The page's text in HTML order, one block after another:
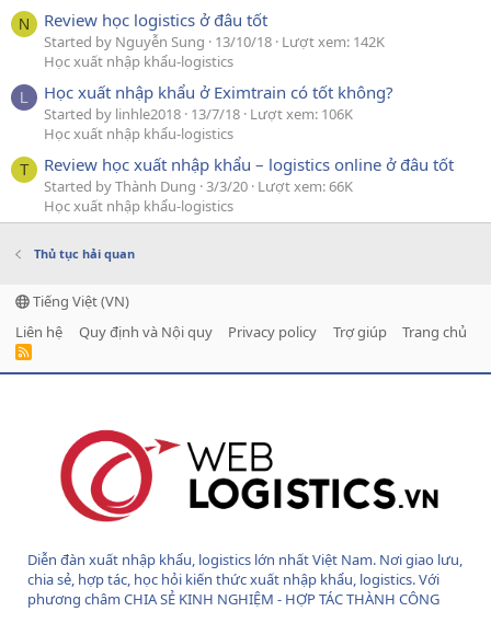
N Review học logistics ở đâu tốt
Started by Nguyễn Sung 13/10/18 Lượt xem: 142K
Học xuất nhập khẩu-logistics
L Học xuất nhập khẩu ở Eximtrain có tốt không?
Started by linhle2018 13/7/18 Lượt xem: 106K
Học xuất nhập khẩu-logistics
T Review học xuất nhập khẩu – logistics online ở đâu tốt
Started by Thành Dung 3/3/20 Lượt xem: 66K
Học xuất nhập khẩu-logistics
Thủ tục hải quan
Tiếng Việt (VN)
Liên hệ
Quy định và Nội quy Privacy policy Trợ giúp Trang chủ
R
Diễn đàn xuất nhập khẩu, logistics lớn nhất Việt Nam. Nơi giao lưu,
chia sẻ, hợp tác, học hỏi kiến thức xuất nhập khẩu, logistics. Với
phương châm CHIA SẺ KINH NGHIỆM - HỢP TÁC THÀNH CÔNG